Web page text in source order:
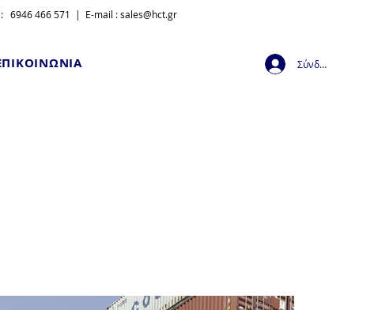
6946 466 571 | E-mail :sales@hct.gr
Σύνδεση